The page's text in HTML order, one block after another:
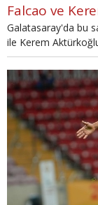
Galatasaray'da bu
ile Kerem